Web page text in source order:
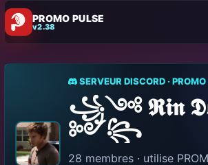
PROMO PULSE
v2.38
SERVEUR DISCORD · PROMO
꧁༺ 𝕽𝖎𝖓
༻꧂
28 membres · utilise